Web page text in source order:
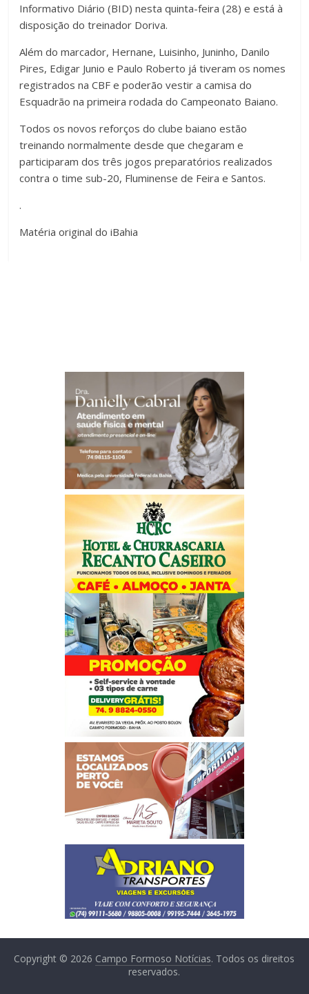
Informativo Diário (BID) nesta quinta-feira (28) e está à
disposição do treinador Doriva.
Além do marcador, Hernane, Luisinho, Juninho, Danilo
Pires, Edigar Junio e Paulo Roberto já tiveram os nomes
registrados na CBF e poderão vestir a camisa do
Esquadrão na primeira rodada do Campeonato Baiano.
Todos os novos reforços do clube baiano estão
treinando normalmente desde que chegaram e
participaram dos três jogos preparatórios realizados
contra o time sub-20, Fluminense de Feira e Santos.
.
Matéria original do iBahia
Copyright © 2026 Campo Formoso Notícias. Todos os direitos
reservados.